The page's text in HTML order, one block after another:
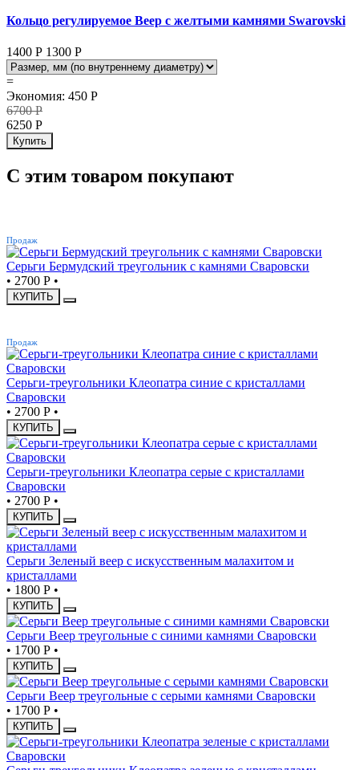
Кольцо регулируемое Веер с желтыми камнями Swarovski
1400 Р 1300 Р
=
Экономия: 450 Р
6700Р
6250 Р
Купить
С этим товаром покупают
Продаж
Серьги Бермудский треугольник с камнями Сваровски
• 2700 Р •
КУПИТЬ
Продаж
Серьги-треугольники Клеопатра синие с кристаллами
Сваровски
• 2700 Р •
КУПИТЬ
Серьги-треугольники Клеопатра серые с кристаллами
Сваровски
• 2700 Р •
КУПИТЬ
Серьги Зеленый веер с искусственным малахитом и
кристаллами
• 1800 Р •
КУПИТЬ
Серьги Веер треугольные с синими камнями Сваровски
• 1700 Р •
КУПИТЬ
Серьги Веер треугольные с серыми камнями Сваровски
• 1700 Р •
КУПИТЬ